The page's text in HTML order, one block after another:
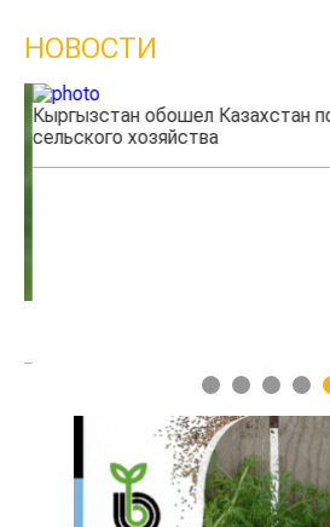
НОВОСТИ
Кыргызстан обошел Казахстан
сельского хозяйства
1 2 3 4